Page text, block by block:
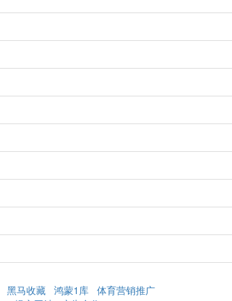
黑马收藏 鸿蒙1库 体育营销推广